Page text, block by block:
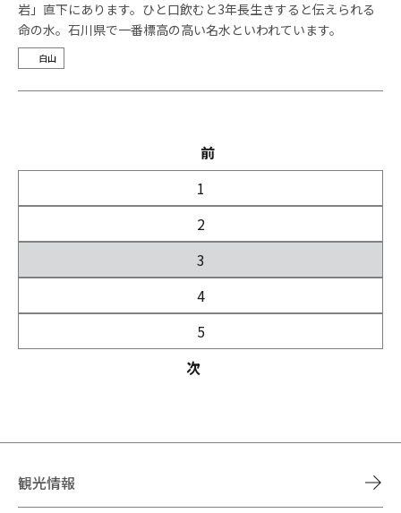
岩」直下にあります。ひと口飲むと3年長生きすると伝えられる
命の水。石川県で一番標高の高い名水といわれています。
白山
前
1
2
3
4
5
次
観光情報